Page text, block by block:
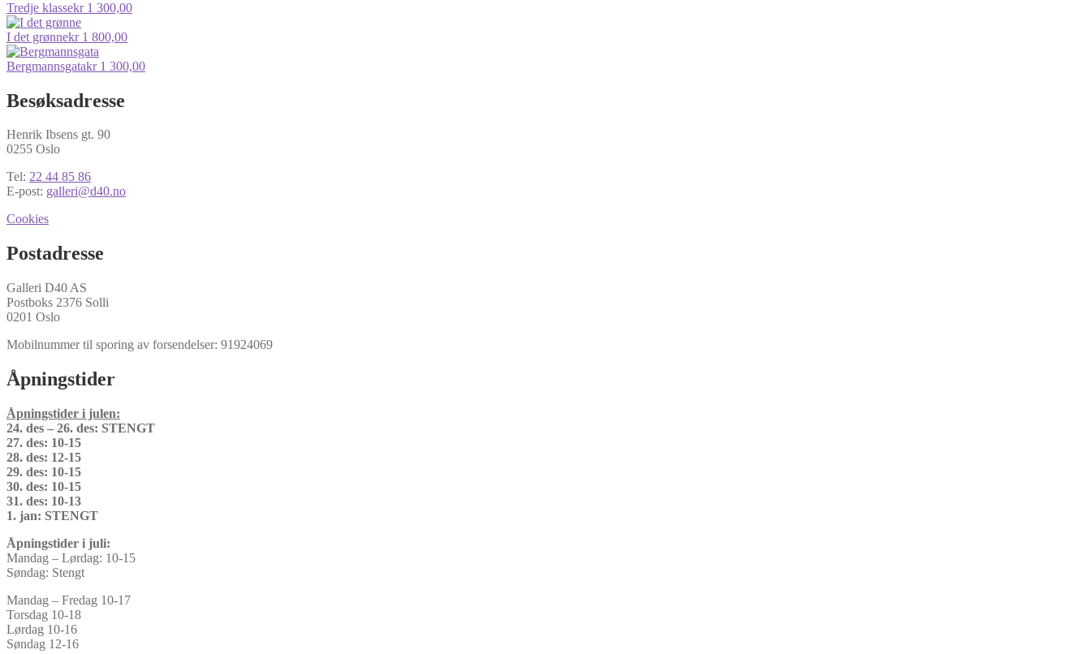
Tredje klassekr1 300,00
I det grønnekr1 800,00
Bergmannsgatakr1 300,00
Besøksadresse
Henrik Ibsens gt. 90
0255 Oslo
Tel: 22 44 85 86
E-post: galleri@d40.no
Cookies
Postadresse
Galleri D40 AS
Postboks 2376 Solli
0201 Oslo
Mobilnummer til sporing av forsendelser: 91924069
Åpningstider
Åpningstider i julen:
24. des – 26. des: STENGT
27. des: 10-15
28. des: 12-15
29. des: 10-15
30. des: 10-15
31. des: 10-13
1. jan: STENGT
Åpningstider i juli:
Mandag – Lørdag: 10-15
Søndag: Stengt
Mandag – Fredag 10-17
Torsdag 10-18
Lørdag 10-16
Søndag 12-16